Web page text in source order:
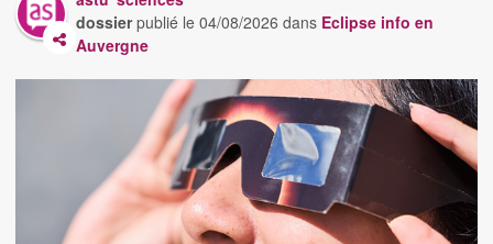
dossierpublié le04/08/2026 dans Eclipse info en
Auvergne